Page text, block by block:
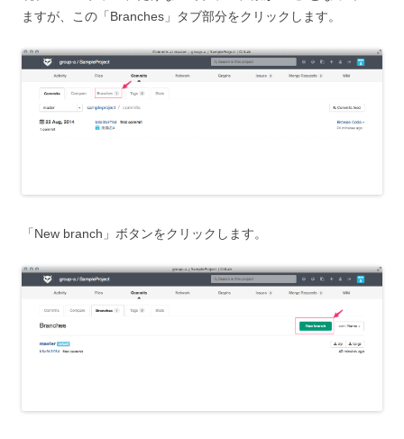
ますが、この「Branches」タブ部分をクリックします。
「New branch」ボタンをクリックします。